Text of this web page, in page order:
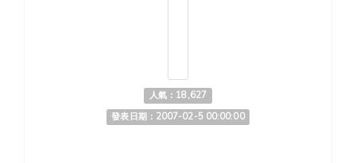
人氣：18,627
發表日期：2007-02-5 00:00:00